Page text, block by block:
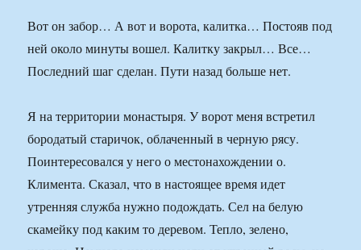
Вот он забор… А вот и ворота, калитка… Постояв под
ней около минуты вошел. Калитку закрыл… Все…
Последний шаг сделан. Пути назад больше нет.
Я на территории монастыря. У ворот меня встретил
бородатый старичок, облаченный в черную рясу.
Поинтересовался у него о местонахождении о.
Климента. Сказал, что в настоящее время идет
утренняя служба нужно подождать. Сел на белую
скамейку под каким то деревом. Тепло, зелено,